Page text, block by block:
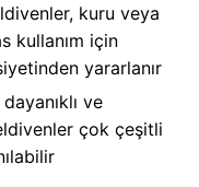
kuru veya
kullanım için
yararlanır
ve
çok çeşitli